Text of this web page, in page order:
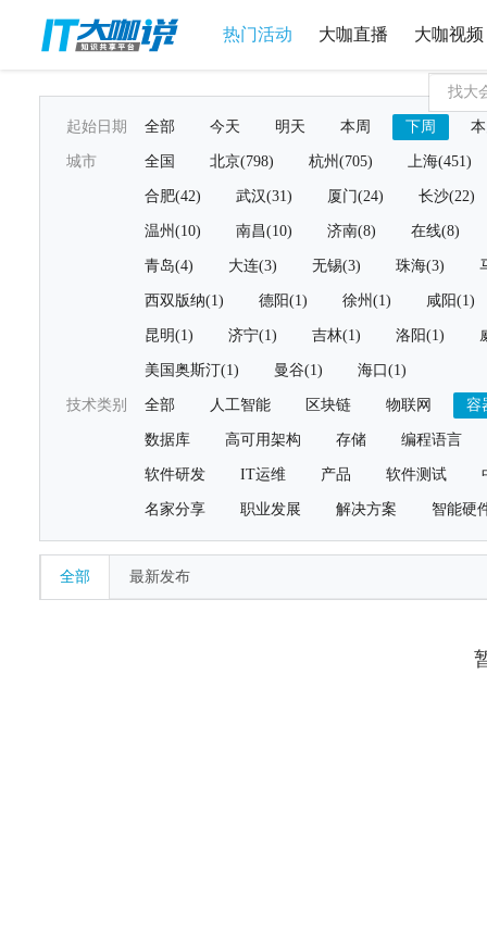
热门活动 大咖直播 大咖视频
起始日期 全部 今天 明天 本周 下周
城市 全国 北京(798) 杭州(705) 上海(451)
合肥(42) 武汉(31) 厦门(24) 长沙(22)
温州(10) 南昌(10) 济南(8) 在线(8)
青岛(4) 大连(3) 无锡(3) 珠海(3)
西双版纳(1) 德阳(1) 徐州(1) 咸阳(1)
昆明(1) 济宁(1) 吉林(1) 洛阳(1)
美国奥斯汀(1) 曼谷(1) 海口(1)
技术类别 全部 人工智能 区块链 物联网 容
数据库 高可用架构 存储 编程语言
软件研发 IT运维 产品 软件测试
名家分享 职业发展 解决方案 智能硬
全部 最新发布